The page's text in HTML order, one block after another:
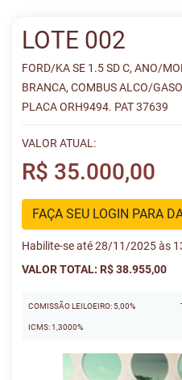
LOTE 002
FORD/KA SE 1.5 SD C, ANO/
BRANCA, COMBUS ALCO/
PLACA ORH9494. PAT 37639
VALOR ATUAL:
R$ 35.000,00
FAÇA SEU LOGIN PARA
Habilite-se até 28/11/2025 às
VALOR TOTAL: R$ 38.955,00
COMISSÃO LEILOEIRO: 5,00%
ICMS: 1,3000%